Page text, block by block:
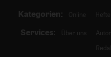
Kategorien: Online Hefte
Services: Über uns